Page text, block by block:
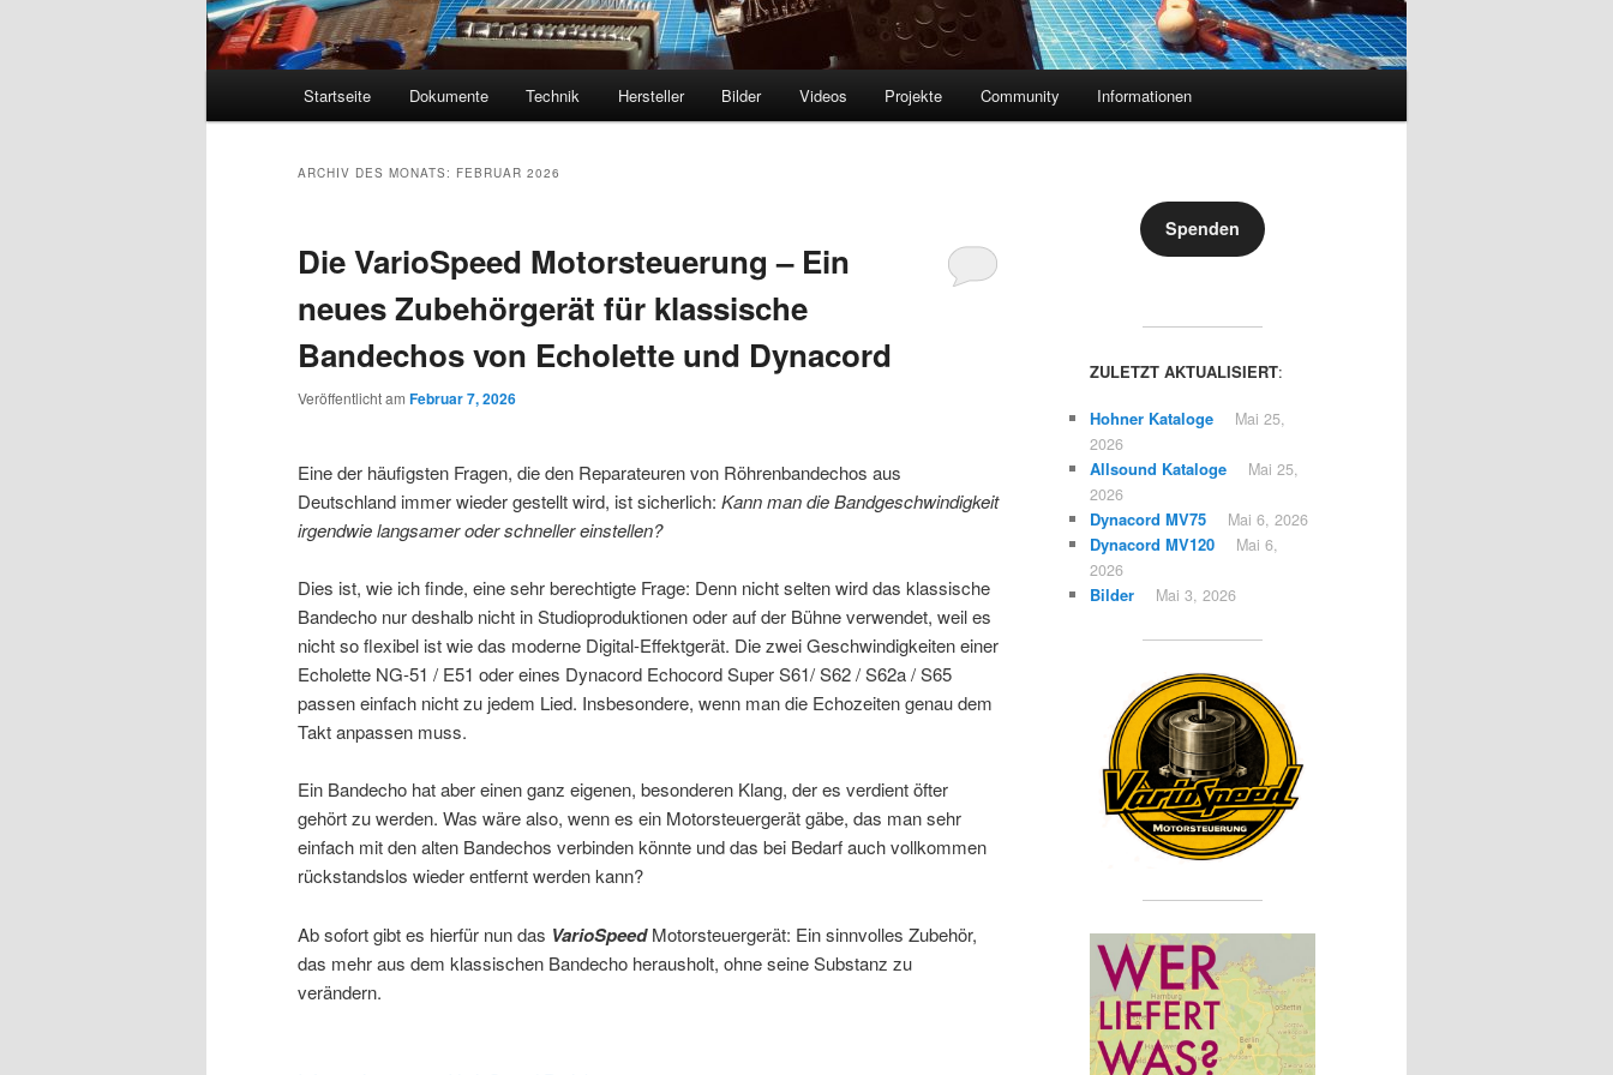
Startseite Dokumente Technik Hersteller Bilder Videos Projekte Community Informationen
ARCHIV DES MONATS: FEBRUAR 2026
Die VarioSpeed Motorsteuerung – Ein
neues Zubehörgerät für klassische
Bandechos von Echolette und Dynacord
Veröffentlicht am Februar 7, 2026
Eine der häufigsten Fragen, die den Reparateuren von Röhrenbandechos aus
Deutschland immer wieder gestellt wird, ist sicherlich: Kann man die Bandgeschwindigkeit
irgendwie langsamer oder schneller einstellen?
Dies ist, wie ich finde, eine sehr berechtigte Frage: Denn nicht selten wird das klassische
Bandecho nur deshalb nicht in Studioproduktionen oder auf der Bühne verwendet, weil es
nicht so flexibel ist wie das moderne Digital-Effektgerät. Die zwei Geschwindigkeiten einer
Echolette NG-51 / E51 oder eines Dynacord Echocord Super S61/ S62 / S62a / S65
passen einfach nicht zu jedem Lied. Insbesondere, wenn man die Echozeiten genau dem
Takt anpassen muss.
Ein Bandecho hat aber einen ganz eigenen, besonderen Klang, der es verdient öfter
gehört zu werden. Was wäre also, wenn es ein Motorsteuergerät gäbe, das man sehr
einfach mit den alten Bandechos verbinden könnte und das bei Bedarf auch vollkommen
rückstandslos wieder entfernt werden kann?
Ab sofort gibt es hierfür nun das VarioSpeedMotorsteuergerät: Ein sinnvolles Zubehör,
das mehr aus dem klassischen Bandecho herausholt, ohne seine Substanz zu
verändern.
Spenden
ZULETZT AKTUALISIERT:
Hohner Kataloge
Mai 25,
2026
Allsound Kataloge
Mai 25,
2026
Dynacord MV75 Mai 6, 2026
Dynacord MV120
Mai 6,
2026
Bilder Mai 3, 2026